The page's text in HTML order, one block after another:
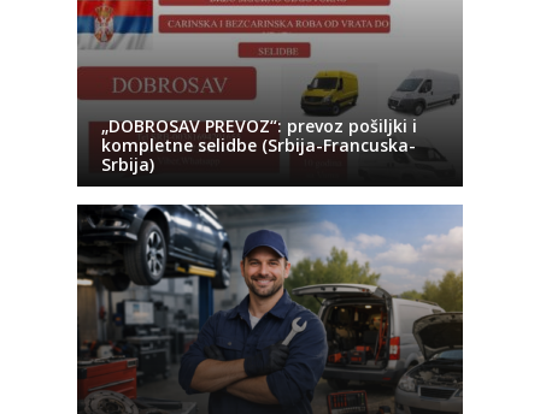
„DOBROSAV PREVOZ“: prevoz pošiljki i
kompletne selidbe (Srbija-Francuska-
Srbija)